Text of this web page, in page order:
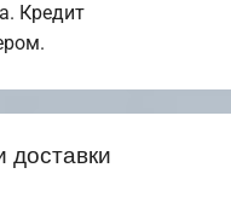
Кредит
доставки